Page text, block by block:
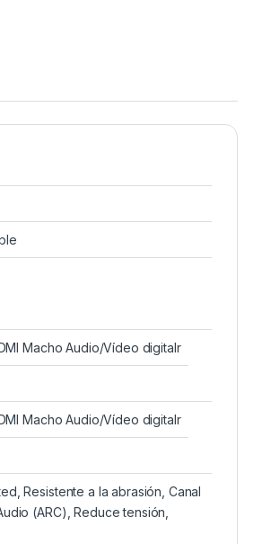
Macho Audio/Vídeo digitalr
Macho Audio/Vídeo digitalr
Resistente a la abrasión, Canal
(ARC), Reduce tensión,